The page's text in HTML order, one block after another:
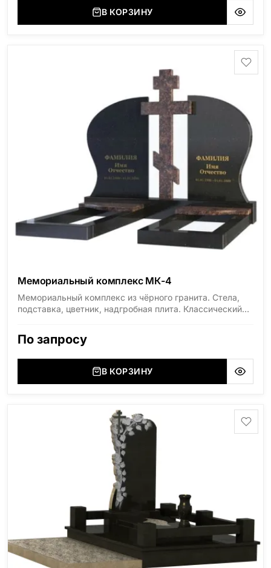
В КОРЗИНУ
Мемориальный комплекс МК-4
Мемориальный комплекс из чёрного гранита. Стела,
подставка, цветник, надгробная плита. Классический
По запросу
В КОРЗИНУ